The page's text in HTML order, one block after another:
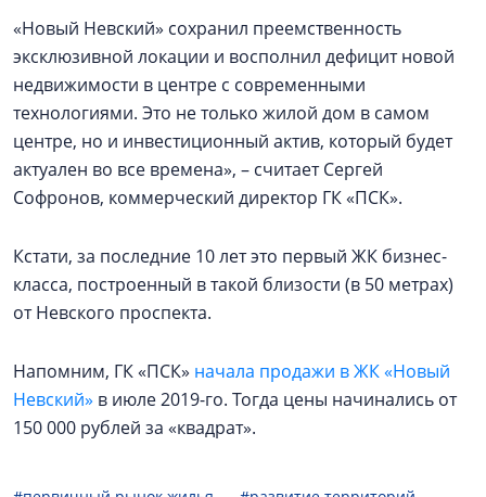
«Новый Невский» сохранил преемственность
эксклюзивной локации и восполнил дефицит новой
недвижимости в центре с современными
технологиями. Это не только жилой дом в самом
центре, но и инвестиционный актив, который будет
актуален во все времена», – считает Сергей
Софронов, коммерческий директор ГК «ПСК».
Кстати, за последние 10 лет это первый ЖК бизнес-
класса, построенный в такой близости (в 50 метрах)
от Невского проспекта.
Напомним, ГК «ПСК» начала продажи в ЖК «Новый
Невский» в июле 2019-го. Тогда цены начинались от
150 000 рублей за «квадрат».